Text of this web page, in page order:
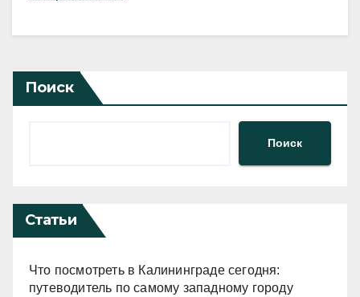
Поиск
Поиск
Статьи
Что посмотреть в Калининграде сегодня:
путеводитель по самому западному городу